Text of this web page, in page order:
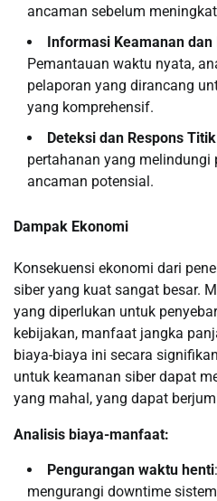
ancaman sebelum
Informasi Keamanan
Pemantauan waktu nyata,
pelaporan yang dirancang
yang komprehensif.
Deteksi dan Respons
pertahanan yang melindungi
ancaman potensial.
Dampak Ekonomi
Konsekuensi ekonomi dari
siber yang kuat sangat besar.
yang diperlukan untuk
kebijakan, manfaat jangka
biaya-biaya ini secara
untuk keamanan siber dapat
yang mahal, yang dapat
Analisis biaya-manfaat:
Pengurangan waktu henti
mengurangi downtime